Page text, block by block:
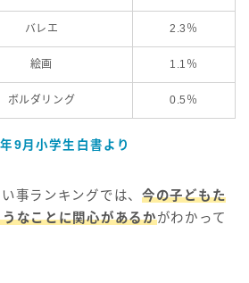
バレエ 2.3％
絵画 1.1％
ボルダリング 0.5％
9月小学生白書より
事ランキングでは、 今の子どもた
なことに関心があるかがわかって